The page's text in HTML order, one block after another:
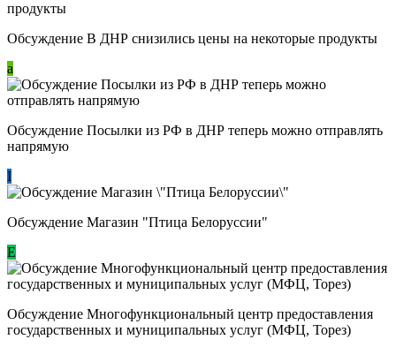
Обсуждение В ДНР снизились цены на некоторые продукты
a
Обсуждение Посылки из РФ в ДНР теперь можно отправлять
напрямую
I
Обсуждение Магазин "Птица Белоруссии"
Е
Обсуждение Многофункциональный центр предоставления
государственных и муниципальных услуг (МФЦ, Торез)